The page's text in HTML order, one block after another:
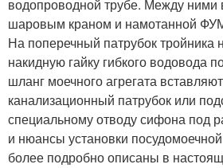
водопроводной трубе. Между ними
шаровым краном и намотанной
На поперечный патрубок тройника
накидную гайку гибкого водовода
шланг моечного агрегата
канализационный патрубок или
специальному отводу сифона под
и нюансы установки
более подробно описаны в